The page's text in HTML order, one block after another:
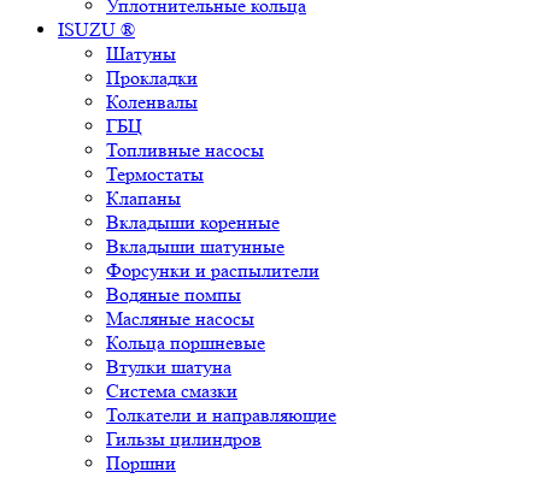
Уплотнительные кольца
ISUZU ®
Шатуны
Прокладки
Коленвалы
ГБЦ
Топливные насосы
Термостаты
Клапаны
Вкладыши коренные
Вкладыши шатунные
Форсунки и распылители
Водяные помпы
Масляные насосы
Кольца поршневые
Втулки шатуна
Система смазки
Толкатели и направляющие
Гильзы цилиндров
Поршни